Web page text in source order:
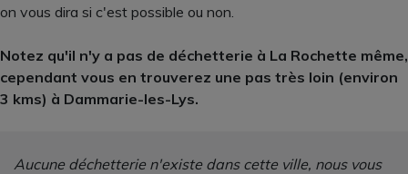
on vous dira si c'est possible ou non.
Notez qu'il n'y a pas de déchetterie à La Rochette même,
cependant vous en trouverez une pas très loin (environ
3 kms) à Dammarie-les-Lys.
Aucune déchetterie n'existe dans cette ville, nous vous